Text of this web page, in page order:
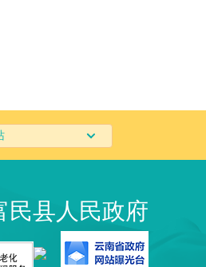
民县人民政府